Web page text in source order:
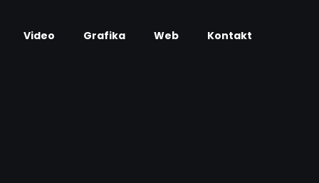
Video Grafika Web Kontakt